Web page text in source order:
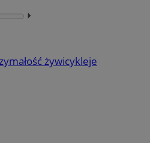
⏵︎
żywicykleje